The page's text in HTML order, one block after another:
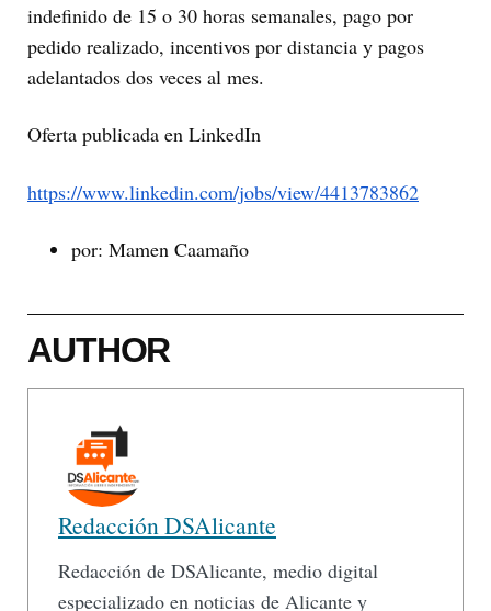
indefinido de 15 o 30 horas semanales, pago por
pedido realizado, incentivos por distancia y pagos
adelantados dos veces al mes.
Oferta publicada en LinkedIn
https://www.linkedin.com/jobs/view/4413783862
por: Mamen Caamaño
AUTHOR
Redacción DSAlicante
Redacción de DSAlicante, medio digital
especializado en noticias de Alicante y